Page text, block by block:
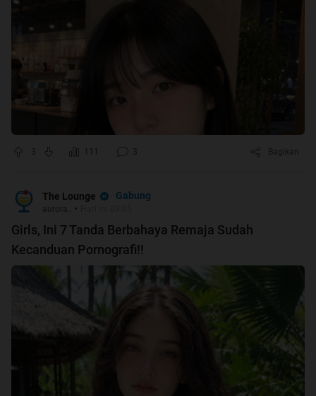
3 3 Bagikan
The Lounge Gabung
aurora.. •
Girls, Ini 7 Tanda Berbahaya Remaja Sudah
Kecanduan Pornografi!!